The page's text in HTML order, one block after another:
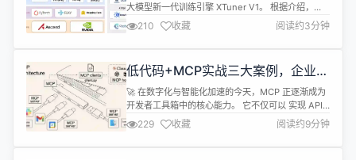
大模型新一代训练引擎 XTuner V1。 根据介绍，
XTuner V1 是伴随上海AI实验室“通专融合”技术路线
的持续演进，以及书生大模型研发实践而成长起来的
新一代训练引擎。相较于传统的 3D 并行训练引擎，
更快的训练速度，尤其在超大规模稀疏混合专家
（M...
210 收藏 阅读约3分钟
低代码+MCP实战三大案例，企业如
何通过MCP构建专属AI智能体？
🚀 在数字化与智能化加速的今天，MCP 正逐渐成为
开发者工具箱中的核心能力。 它不仅可以 实现 API
聚合与流程编排 ，还支持 插件生态扩展、智能体集
成 以及 自动化任务执行 等多种场景------ 无论是 业
务系统联动 、内部工具开发 ，还是 AI 应用快速验
229 收藏 阅读约9分钟